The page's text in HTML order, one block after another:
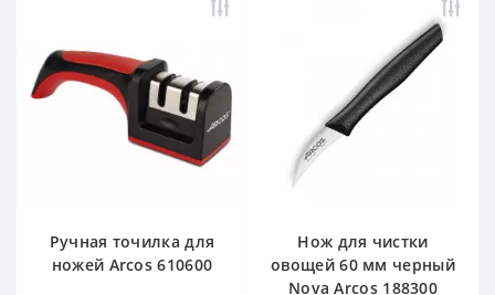
Ручная точилка для
ножей Arcos 610600
Нож для чистки
овощей 60 мм черный
Nova Arcos 188300